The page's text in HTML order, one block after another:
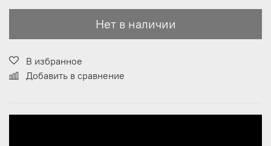
Нет в наличии
В избранное
Добавить в сравнение